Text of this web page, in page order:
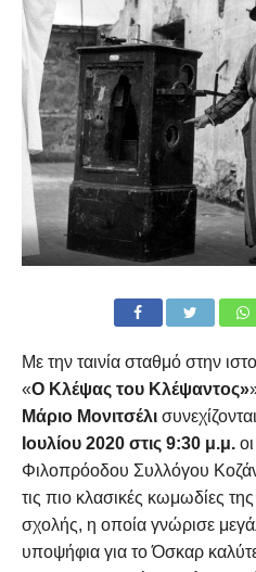
Με την ταινία σταθμό στην
«Ο Κλέψας του Κλέψαντος»
Μάριο Μονιτσέλι
Ιουλίου 2020 στις 9:30 μ.μ.οι
Φιλοπρόοδου Συλλόγου
τις πιο κλασικές κωμωδίες
σχολής, η οποία γνώρισε
υποψήφια για το Όσκαρ